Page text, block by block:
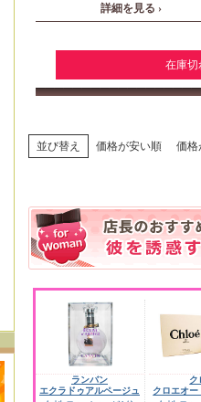
詳細を見る ›
在庫切
並び替え 価格が安い順 価格
ランバン
エクラドゥアルページュ
ク
クロエオー